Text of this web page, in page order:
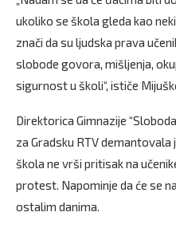
ukoliko se škola gleda kao
znači da su ljudska prava
slobode govora, mišljenja,
sigurnost u školi“, ističe
Direktorica Gimnazije
za Gradsku RTV
škola ne vrši pritisak na
protest. Napominje da će se
ostalim danima.